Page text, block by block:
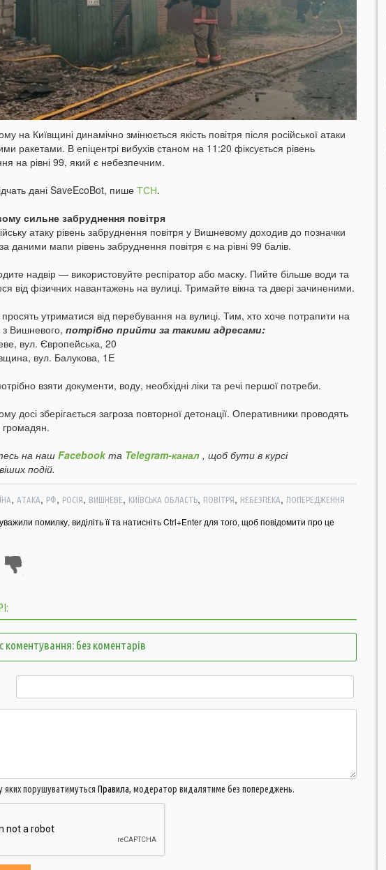
на Київщині динамічно змінюється якість повітря після російської атаки
ракетами. В епіцентрі вибухів станом на 11:20 фіксується рівень
на рівні 99, який є небезпечним.
дані SaveEcoBot, пише ТСН.
сильне забруднення повітря
атаку рівень забруднення повітря у Вишневому доходив до позначки
даними мапи рівень забруднення повітря є на рівні 99 балів.
надвір — використовуйте респіратор або маску. Пийте більше води та
від фізичних навантажень на вулиці. Тримайте вікна та двері зачиненими.
утриматися від перебування на вулиці. Тим, хто хоче потрапити на
з Вишневого, потрібно прийти за такими адресами:
вул. Європейська, 20
вул. Балукова, 1Е
взяти документи, воду, необхідні ліки та речі першої потреби.
досі зберігається загроза повторної детонації. Оперативники проводять
громадян.
на нашFacebookта Telegram-канал , щоб бути в курсі
подій.
, АТАКА, РФ, РОСІЯ, ВИШНЕВЕ, КИЇВСЬКА ОБЛАСТЬ, ПОВІТРЯ, НЕБЕЗПЕКА, ПОПЕРЕДЖЕННЯ
помилку, виділіть її та натисніть Ctrl+Enter для того, щоб повідомити про це
коментування: без коментарів
яких порушуватимуться Правила, модератор видалятиме без попереджень.